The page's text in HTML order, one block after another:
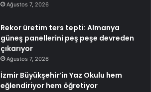
Ağustos 7, 2026
Rekor üretim ters tepti: Almanya
güneş panellerini peş peşe devreden
çıkarıyor
Ağustos 7, 2026
İzmir Büyükşehir’in Yaz Okulu hem
eğlendiriyor hem öğretiyor